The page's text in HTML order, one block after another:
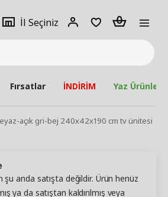
İl Seçiniz
Giriş
Adet
Fırsatlar İNDİRİM Yaz Ürünleri
açık gri-bej 240x42x190 cm tv ünitesi
şu anda satışta değildir. Ürün henüz
ya da satıştan kaldırılmış veya